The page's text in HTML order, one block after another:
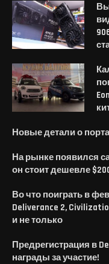
Новые детали о
На рынке появился
он стоит дешевле
Во что поиграть в
Deliverance 2,
и не только
Предрегистрация в
награды за участие!